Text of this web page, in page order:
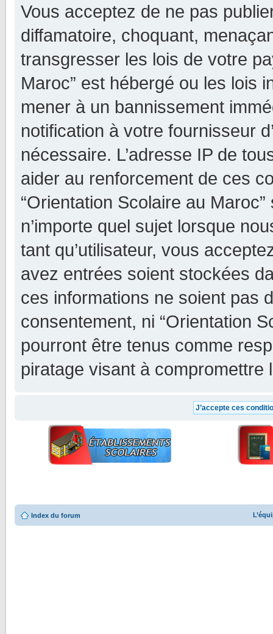
Vous acceptez de ne pas
diffamatoire, choquant,
transgresser les lois de votre
Maroc” est hébergé ou les lois
mener à un bannissement
notification à votre fournisseur
nécessaire. L’adresse IP de
aider au renforcement de ces
“Orientation Scolaire au
n’importe quel sujet lorsque
tant qu’utilisateur, vous
avez entrées soient stockées
ces informations ne soient pas
consentement, ni “Orientation
pourront être tenus comme
piratage visant à compromettre
Index du forum